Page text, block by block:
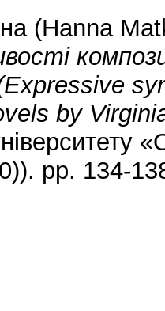
(Hanna
by
pp. 134-